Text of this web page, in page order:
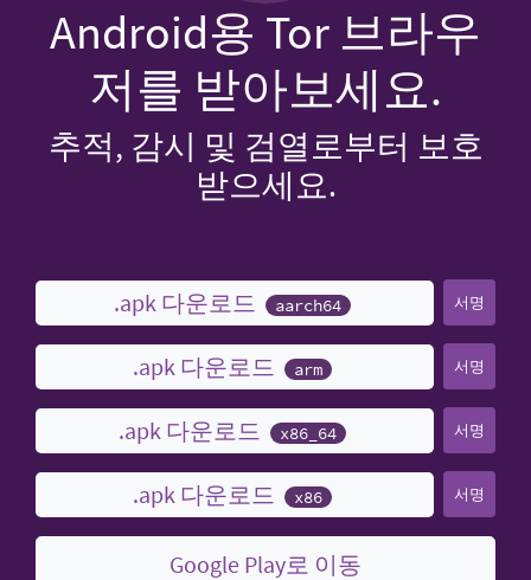
Android용 Tor 브라우
저를 받아보세요.
추적, 감시 및 검열로부터 보호
받으세요.
.apk 다운로드 aarch64 서명
.apk 다운로드 arm 서명
.apk 다운로드 x86_64 서명
.apk 다운로드 x86 서명
Google Play로 이동